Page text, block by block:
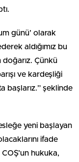
günü’ olarak
aldığımız bu
Çünkü
ve kardeşliği
başlarız.” şeklinde
yeni başlayan
ifade
hukuka,